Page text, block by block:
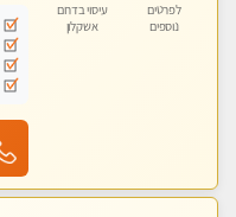
לפרטים
נוספים
עיסוי בדרום
אשקלון